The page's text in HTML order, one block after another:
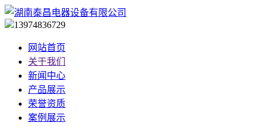
13974836729
网站首页
关于我们
新闻中心
产品展示
荣誉资质
案例展示